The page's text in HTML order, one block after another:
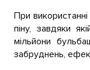
При
піну, завдяки
мільйони
забруднень,